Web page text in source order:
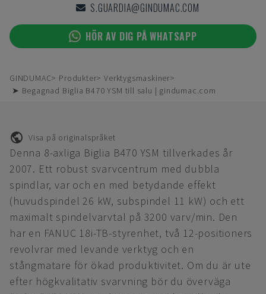
S.GUARDIA@GINDUMAC.COM
HÖR AV DIG PÅ WHATSAPP
GINDUMAC Produkter
Verktygsmaskiner
➤ Begagnad Biglia B470 YSM till salu | gindumac.com
Visa på originalspråket
Denna 8-axliga Biglia B470 YSM tillverkades år
2007. Ett robust svarvcentrum med dubbla
spindlar, var och en med betydande effekt
(huvudspindel 26 kW, subspindel 11 kW) och ett
maximalt spindelvarvtal på 3200 varv/min. Den
har en FANUC 18i-TB-styrenhet, två 12-positioners
revolvrar med levande verktyg och en
stångmatare för ökad produktivitet. Om du är ute
efter högkvalitativ svarvning bör du överväga